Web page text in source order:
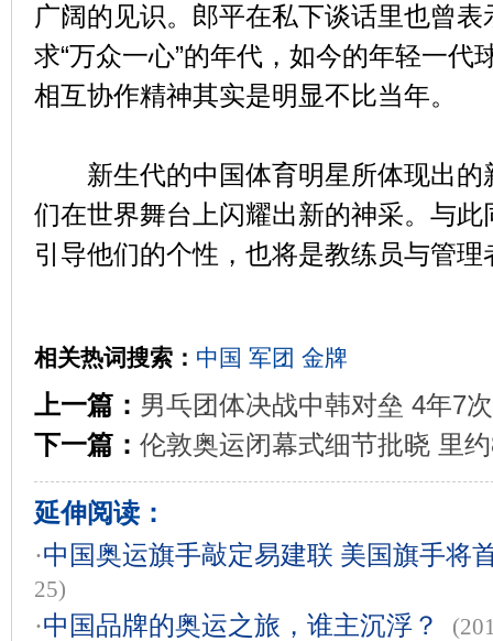
广阔的见识。郎平在私下谈话里也曾
求“万众一心”的年代，如今的年轻一代
相互协作精神其实是明显不比当年。
新生代的中国体育明星所体现出的
们在世界舞台上闪耀出新的神采。与
引导他们的个性，也将是教练员与管
相关热词搜索： 中国 军团 金牌
上一篇： 男乓团体决战中韩对垒 4年7
下一篇： 伦敦奥运闭幕式细节批晓 里
延伸阅读：
·中国奥运旗手敲定易建联 美国旗手将
25)
·中国品牌的奥运之旅，谁主沉浮？